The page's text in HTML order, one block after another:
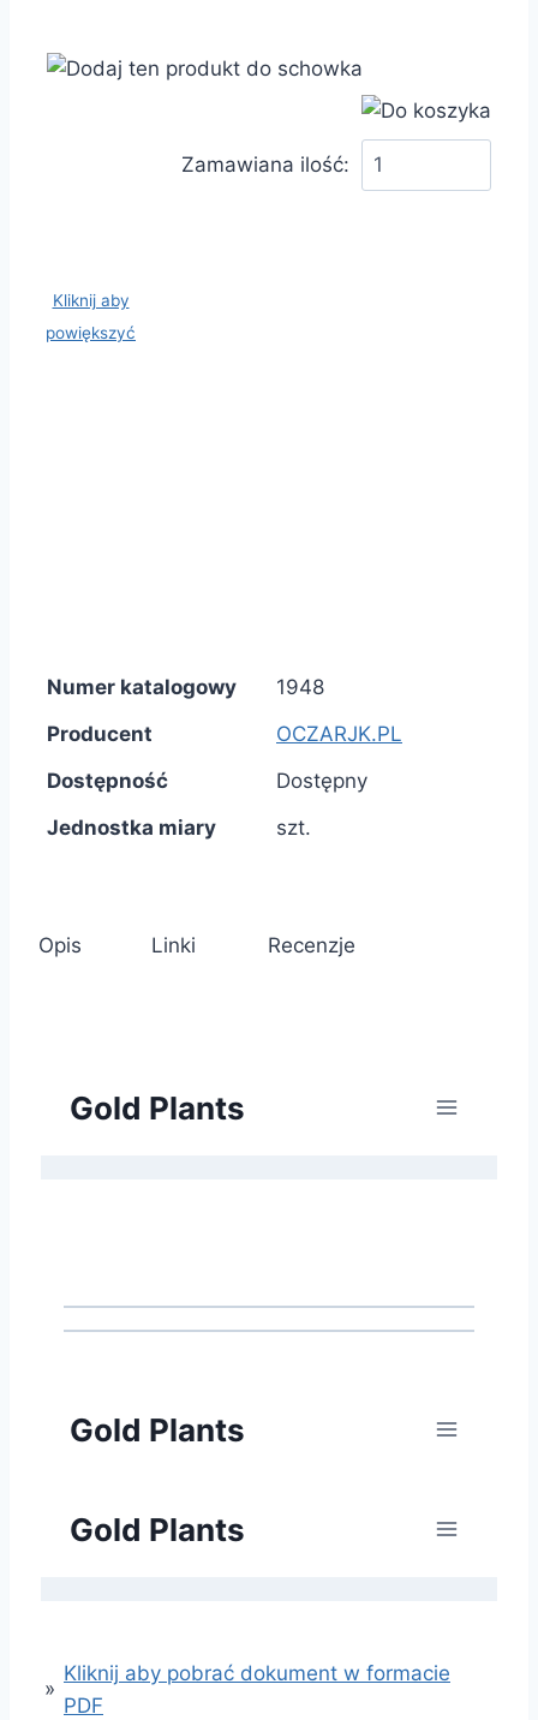
Zamawiana ilość:
Kliknij aby
powiększyć
Numer katalogowy
1948
Producent
OCZARJK.PL
Dostępność
Dostępny
Jednostka miary
szt.
Opis Linki Recenzje
»
Kliknij aby pobrać dokument w formacie
PDF